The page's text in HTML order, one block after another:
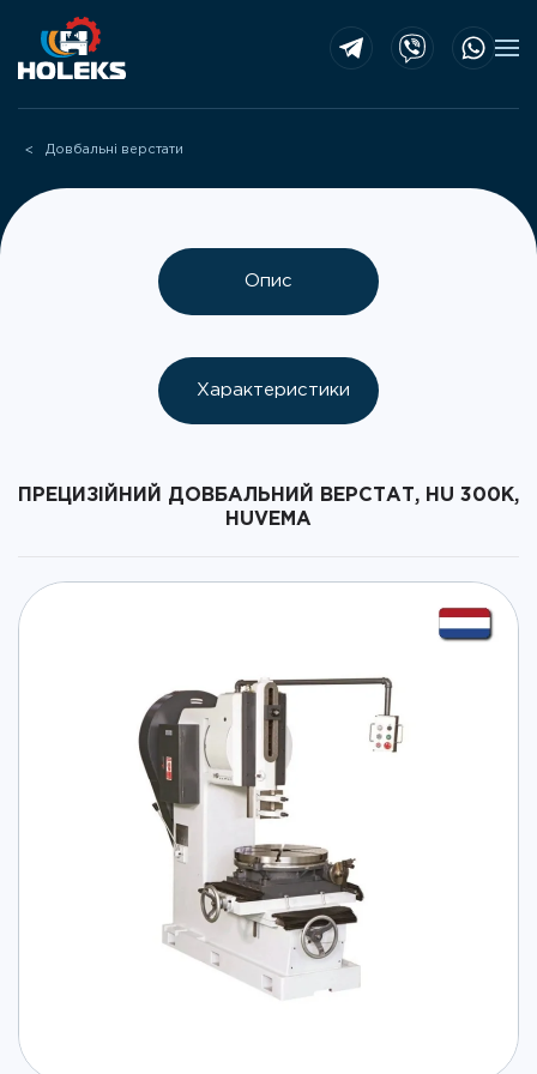
Skip to main content
Довбальні верстати
Опис
Характеристики
ПРЕЦИЗІЙНИЙ ДОВБАЛЬНИЙ ВЕРСТАТ, HU 300K,
HUVEMA